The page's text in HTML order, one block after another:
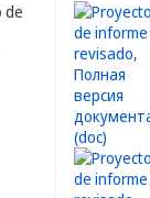
de